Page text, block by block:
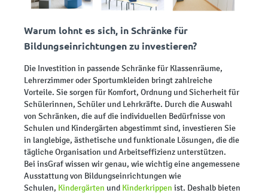
Warum lohnt es sich, in Schränke für
Bildungseinrichtungen zu investieren?
Die Investition in passende Schränke für Klassenräume,
Lehrerzimmer oder Sportumkleiden bringt zahlreiche
Vorteile. Sie sorgen für Komfort, Ordnung und Sicherheit für
Schülerinnen, Schüler und Lehrkräfte. Durch die Auswahl
von Schränken, die auf die individuellen Bedürfnisse von
Schulen und Kindergärten abgestimmt sind, investieren Sie
in langlebige, ästhetische und funktionale Lösungen, die die
tägliche Organisation und Arbeitseffizienz unterstützen.
Bei insGraf wissen wir genau, wie wichtig eine angemessene
Ausstattung von Bildungseinrichtungen wie
Schulen, Kindergärten und Kinderkrippen ist. Deshalb bieten